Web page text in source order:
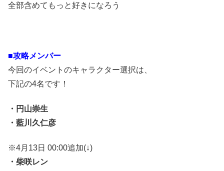
全部含めてもっと好きになろう
■攻略メンバー
今回のイベントのキャラクター選択は、
下記の4名です！
・円山崇生
・藍川久仁彦
※4月13日 00:00追加(↓)
・柴咲レン